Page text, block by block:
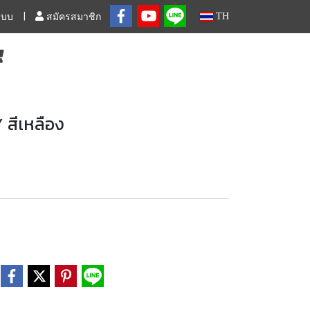
บ สมัครสมาชิก TH
สีเหลือง